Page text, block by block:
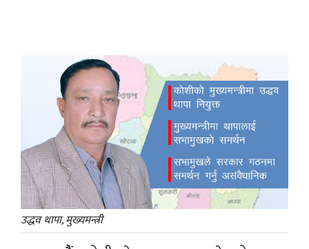
उद्धव थापा, मुख्यमन्त्री